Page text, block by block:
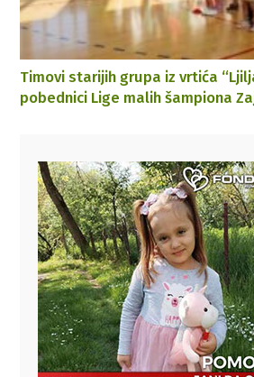
Timovi starijih grupa iz vrtića
pobednici Lige malih šampiona